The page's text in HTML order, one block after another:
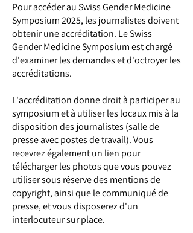
Pour accéder au Swiss Gender Medicine
Symposium 2025, les journalistes doivent
obtenir une accréditation. Le Swiss
Gender Medicine Symposium est chargé
d'examiner les demandes et d'octroyer les
accréditations.
L'accréditation donne droit à participer au
symposium et à utiliser les locaux mis à la
disposition des journalistes (salle de
presse avec postes de travail). Vous
recevrez également un lien pour
télécharger les photos que vous pouvez
utiliser sous réserve des mentions de
copyright, ainsi que le communiqué de
presse, et vous disposerez d'un
interlocuteur sur place.